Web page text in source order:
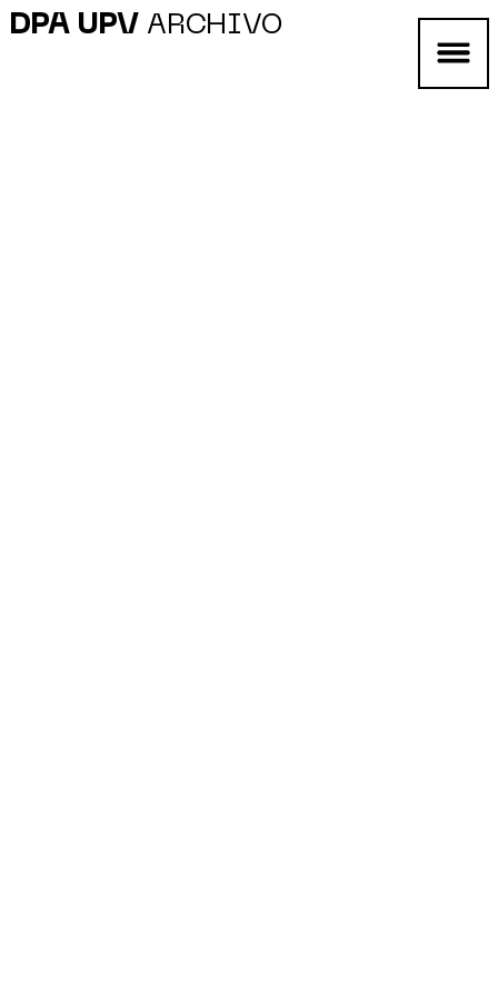
DPA UPV ARCHIVO